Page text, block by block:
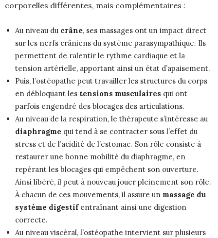
corporelles différentes, mais complémentaires :
Au niveau du crâne, ses massages ont un impact direct
sur les nerfs crâniens du système parasympathique. Ils
permettent de ralentir le rythme cardiaque et la
tension artérielle, apportant ainsi un état d’apaisement.
Puis, l’ostéopathe peut travailler les structures du corps
en débloquant les tensions musculaires qui ont
parfois engendré des blocages des articulations.
Au niveau de la respiration, le thérapeute s’intéresse au
diaphragme qui tend à se contracter sous l’effet du
stress et de l’acidité de l’estomac. Son rôle consiste à
restaurer une bonne mobilité du diaphragme, en
repérant les blocages qui empêchent son ouverture.
Ainsi libéré, il peut à nouveau jouer pleinement son rôle.
À chacun de ces mouvements, il assure un massage du
système digestifentraînant ainsi une digestion
correcte.
Au niveau viscéral, l’ostéopathe intervient sur plusieurs